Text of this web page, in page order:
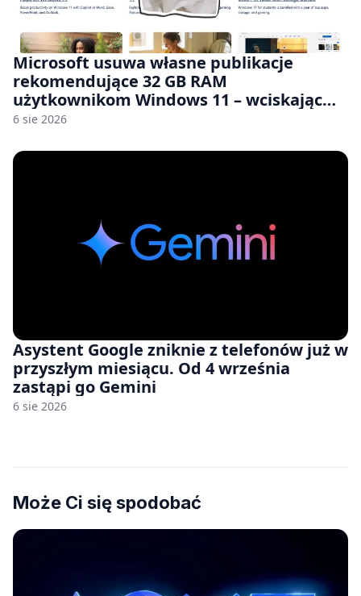
Microsoft usuwa własne publikacje
rekomendujące 32 GB RAM
użytkownikom Windows 11 – wciskając
nam przy tym komputery z 8 GB RAM po
6 sie 2026
Asystent Google zniknie z telefonów już w
przyszłym miesiącu. Od 4 września
zastąpi go Gemini
6 sie 2026
Może Ci się spodobać